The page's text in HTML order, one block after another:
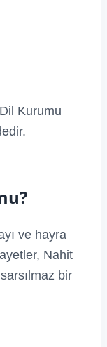
Kurumu
ve hayra
Nahit
bir